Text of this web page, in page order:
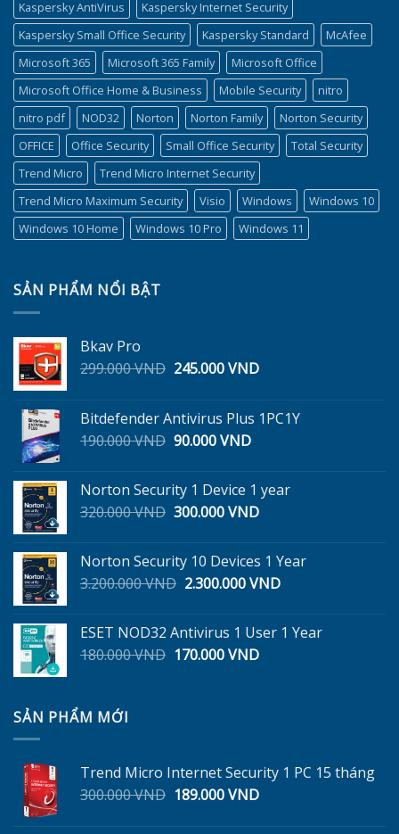
Kaspersky AntiVirus
Kaspersky Internet Security
Kaspersky Small Office Security
Kaspersky Standard
McAfee
Microsoft 365
Microsoft 365 Family
Microsoft Office
Microsoft Office Home & Business
Mobile Security
nitro
nitro pdf
NOD32 Norton Norton Family
Norton Security
OFFICE
Office Security Small Office Security
Total Security
Trend Micro
Trend Micro Internet Security
Trend Micro Maximum Security
Visio Windows
Windows 10
Windows 10 Home
Windows 10 Pro Windows 11
SẢN PHẨM NỔI BẬT
Bkav Pro
299.000VND Giá
299.000 VND.
245.000VNDGiá
là:
Bitdefender Antivirus Plus 1PC1Y
190.000VND Giá
190.000 VND.
90.000VNDGiá
là:
90.000 VND.
Norton Security 1 Device 1 year
320.000VND Giá
320.000 VND.
300.000VNDGiá
là:
300.000 VND.
Norton Security 10 Devices 1 Year
3.200.000VND Giá
3.200.000 VND.
2.300.000VNDGiá
là:
ESET NOD32 Antivirus 1 User 1 Year
180.000VND Giá
170.000VNDGiá
SẢN PHẨM MỚI
Trend Micro Internet Security 1 PC 15 tháng
300.000VND Giá
189.000VNDGiá